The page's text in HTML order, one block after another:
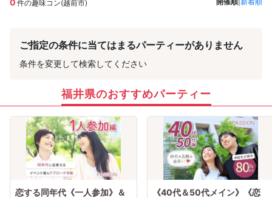
件の趣味コン(越前市)
ご指定の条件に当てはまるパーティーがありません
条件を変更して検索してください
福井県のおすすめパーティー
恋する同年代《一人参加》＆
《40代＆50代メイン》《恋